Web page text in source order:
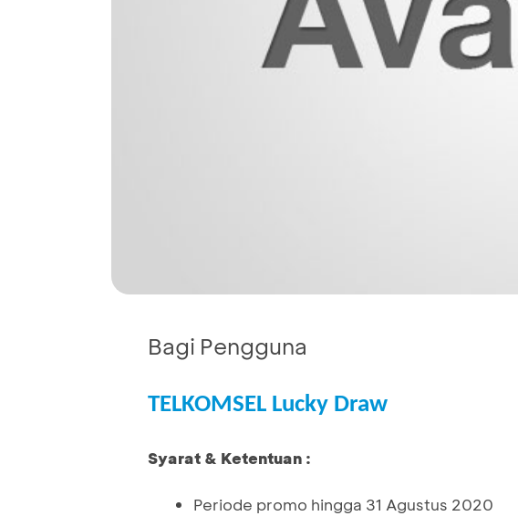
Bagi Pengguna
TELKOMSEL Lucky Draw
Syarat & Ketentuan :
Periode promo hingga 31 Agustus 2020